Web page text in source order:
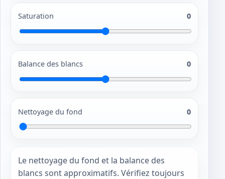
Saturation 0
Balance des blancs 0
Nettoyage du fond 0
Le nettoyage du fond et la balance des
blancs sont approximatifs. Vérifiez toujours